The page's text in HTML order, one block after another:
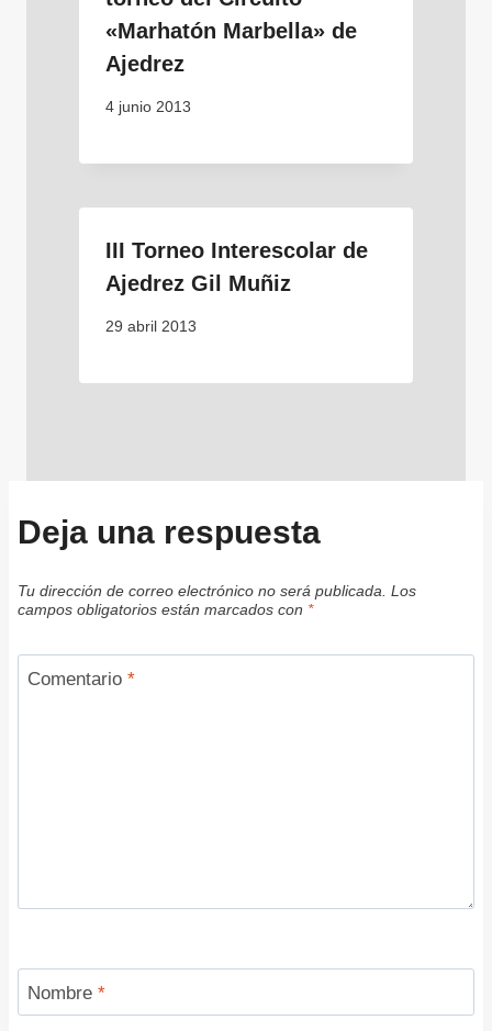
«Marhatón Marbella» de
Ajedrez
4 junio 2013
III Torneo Interescolar de
Ajedrez Gil Muñiz
29 abril 2013
Deja una respuesta
Tu dirección de correo electrónico no será publicada. Los
campos obligatorios están marcados con *
Comentario *
Nombre *